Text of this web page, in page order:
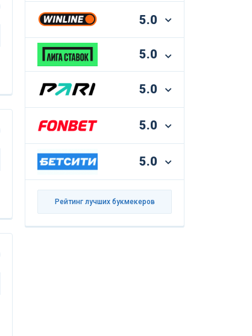
5.0
5.0
5.0
5.0
5.0
Рейтинг лучших букмекеров